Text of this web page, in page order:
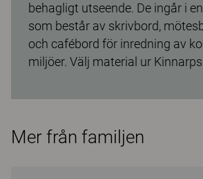
behagligt utseende. De ingår i
som består av skrivbord,
och cafébord för inredning av
miljöer. Välj material ur
Mer från familjen